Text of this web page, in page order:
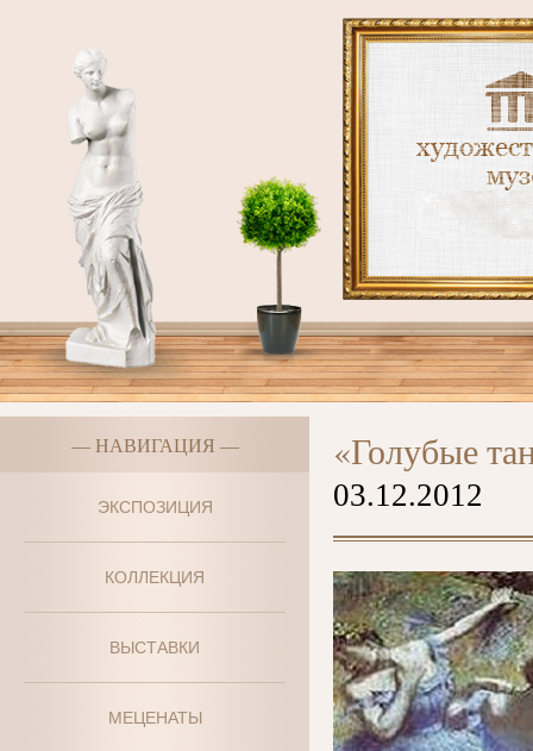
— НАВИГАЦИЯ —
ЭКСПОЗИЦИЯ
КОЛЛЕКЦИЯ
ВЫСТАВКИ
МЕЦЕНАТЫ
«Голубые
03.12.2012